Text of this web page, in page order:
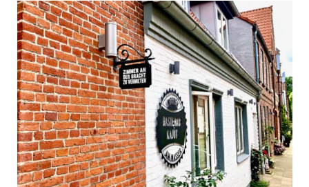
Overview
house beach SPO
Gallery
galley
Contact